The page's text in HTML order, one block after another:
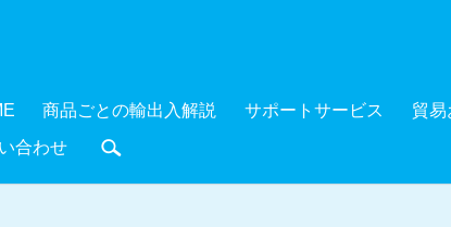
商品ごとの輸出入解説 サポートサービス 貿易
合わせ